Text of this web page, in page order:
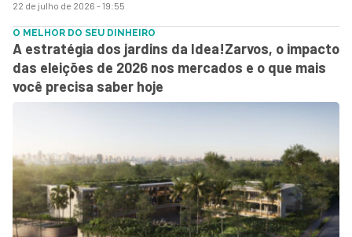
22 de julho de 2026 - 19:55
O MELHOR DO SEU DINHEIRO
A estratégia dos jardins da Idea!Zarvos, o impacto
das eleições de 2026 nos mercados e o que mais
você precisa saber hoje